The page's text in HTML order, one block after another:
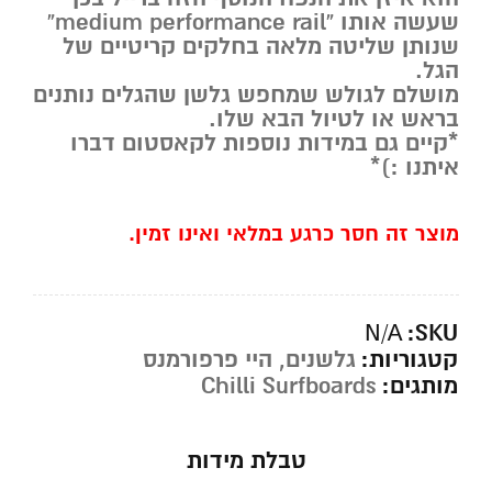
שעשה אותו “medium performance rail”
שנותן שליטה מלאה בחלקים קריטיים של
הגל.
מושלם לגולש שמחפש גלשן שהגלים נותנים
בראש או לטיול הבא שלו.
*קיים גם במידות נוספות לקאסטום דברו
איתנו :)*
מוצר זה חסר כרגע במלאי ואינו זמין.
SKU:
N/A
קטגוריות: גלשנים, היי פרפורמנס
מותגים: Chilli Surfboards
טבלת מידות